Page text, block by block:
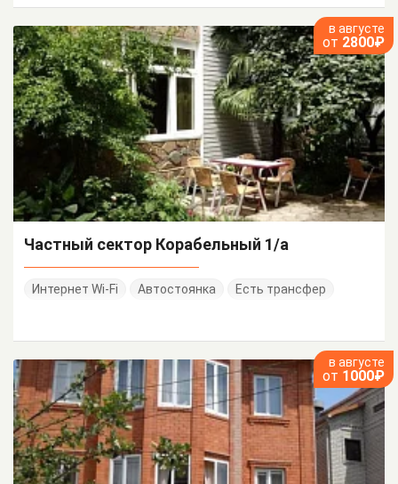
в августе
от 2800₽
Частный сектор Корабельный 1/а
Интернет Wi-Fi Автостоянка Есть трансфер
в августе
от 1000₽